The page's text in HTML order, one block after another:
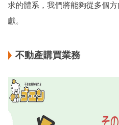
求的體系，我們將能夠從多個
獻。
不動產購買業務